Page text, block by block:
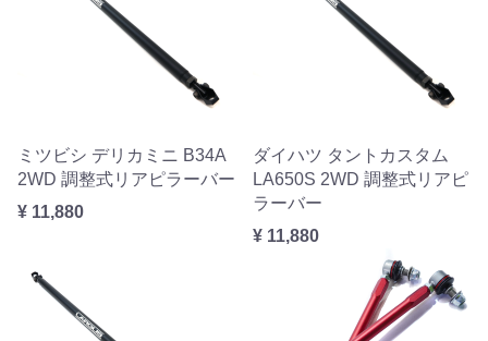
ミツビシ デリカミニ B34A
2WD 調整式リアピラーバー
¥ 11,880
ダイハツ タントカスタム
LA650S 2WD 調整式リアピ
ラーバー
¥ 11,880